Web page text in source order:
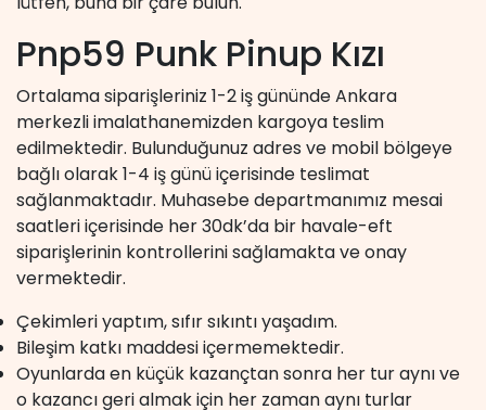
Pnp59 Punk Pinup Kızı
Ortalama siparişleriniz 1-2 iş gününde Ankara
merkezli imalathanemizden kargoya teslim
edilmektedir. Bulunduğunuz adres ve mobil bölgeye
bağlı olarak 1-4 iş günü içerisinde teslimat
sağlanmaktadır. Muhasebe departmanımız mesai
saatleri içerisinde her 30dk’da bir havale-eft
siparişlerinin kontrollerini sağlamakta ve onay
vermektedir.
Çekimleri yaptım, sıfır sıkıntı yaşadım.
Bileşim katkı maddesi içermemektedir.
Oyunlarda en küçük kazançtan sonra her tur aynı ve
o kazancı geri almak için her zaman aynı turlar